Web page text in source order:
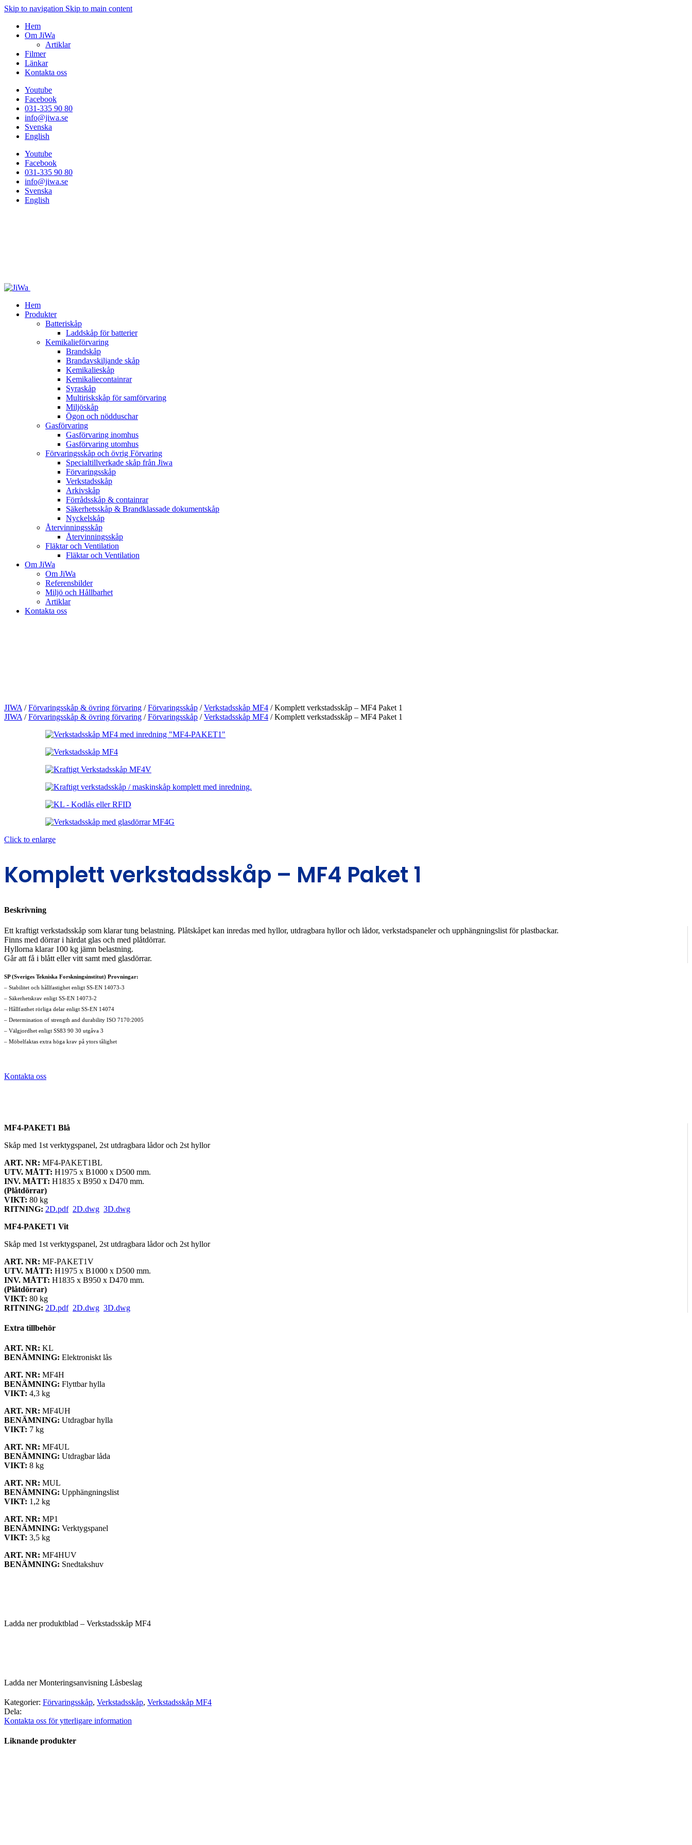
Skip to navigation Skip to main content
Hem
Om JiWa
Artiklar
Filmer
Länkar
Kontakta oss
Youtube
Facebook
031-335 90 80
info@jiwa.se
Svenska
English
Youtube
Facebook
031-335 90 80
info@jiwa.se
Svenska
English
Hem
Produkter
Batteriskåp
Laddskåp för batterier
Kemikalieförvaring
Brandskåp
Brandavskiljande skåp
Kemikalieskåp
Kemikaliecontainrar
Syraskåp
Multiriskskåp för samförvaring
Miljöskåp
Ögon och nödduschar
Gasförvaring
Gasförvaring inomhus
Gasförvaring utomhus
Förvaringsskåp och övrig Förvaring
Specialtillverkade skåp från Jiwa
Förvaringsskåp
Verkstadsskåp
Arkivskåp
Förrådsskåp & containrar
Säkerhetsskåp & Brandklassade dokumentskåp
Nyckelskåp
Återvinningsskåp
Återvinningsskåp
Fläktar och Ventilation
Fläktar och Ventilation
Om JiWa
Om JiWa
Referensbilder
Miljö och Hållbarhet
Artiklar
Kontakta oss
JIWA /Förvaringsskåp & övring förvaring /Förvaringsskåp /Verkstadsskåp MF4 /Komplett verkstadsskåp – MF4 Paket 1
JIWA /Förvaringsskåp & övring förvaring /Förvaringsskåp /Verkstadsskåp MF4 /Komplett verkstadsskåp – MF4 Paket 1
Click to enlarge
Komplett verkstadsskåp – MF4 Paket 1
Beskrivning
Ett kraftigt verkstadsskåp som klarar tung belastning. Plåtskåpet kan inredas med hyllor, utdragbara hyllor och lådor, verkstadspaneler och upphängningslist för plastbackar.
Finns med dörrar i härdat glas och med plåtdörrar.
Hyllorna klarar 100 kg jämn belastning.
Går att få i blått eller vitt samt med glasdörrar.
SP (Sveriges Tekniska Forskningsinstitut) Provningar:
– Stabilitet och hållfastighet enligt SS-EN 14073-3
– Säkerhetskrav enligt SS-EN 14073-2
– Hållfasthet rörliga delar enligt SS-EN 14074
– Determination of strength and durability ISO 7170:2005
– Välgjordhet enligt SS83 90 30 utgåva 3
– Möbelfaktas extra höga krav på ytors tålighet
Kontakta oss
MF4-PAKET1 Blå
Skåp med 1st verktygspanel, 2st utdragbara lådor och 2st hyllor
ART. NR: MF4-PAKET1BL
UTV. MÅTT: H1975 x B1000 x D500 mm.
INV. MÅTT: H1835 x B950 x D470 mm.
(Plåtdörrar)
VIKT: 80 kg
RITNING: 2D.pdf 2D.dwg 3D.dwg
MF4-PAKET1 Vit
Skåp med 1st verktygspanel, 2st utdragbara lådor och 2st hyllor
ART. NR: MF-PAKET1V
UTV. MÅTT: H1975 x B1000 x D500 mm.
INV. MÅTT: H1835 x B950 x D470 mm.
(Plåtdörrar)
VIKT: 80 kg
RITNING: 2D.pdf 2D.dwg 3D.dwg
Extra tillbehör
ART. NR: KL
BENÄMNING: Elektroniskt lås
ART. NR: MF4H
BENÄMNING: Flyttbar hylla
VIKT: 4,3 kg
ART. NR: MF4UH
BENÄMNING: Utdragbar hylla
VIKT: 7 kg
ART. NR: MF4UL
BENÄMNING: Utdragbar låda
VIKT: 8 kg
ART. NR: MUL
BENÄMNING: Upphängningslist
VIKT: 1,2 kg
ART. NR: MP1
BENÄMNING: Verktygspanel
VIKT: 3,5 kg
ART. NR: MF4HUV
BENÄMNING: Snedtakshuv
Ladda ner produktblad – Verkstadsskåp MF4
Ladda ner Monteringsanvisning Låsbeslag
Kategorier: Förvaringsskåp, Verkstadsskåp, Verkstadsskåp MF4
Dela:
Kontakta oss för ytterligare information
Liknande produkter